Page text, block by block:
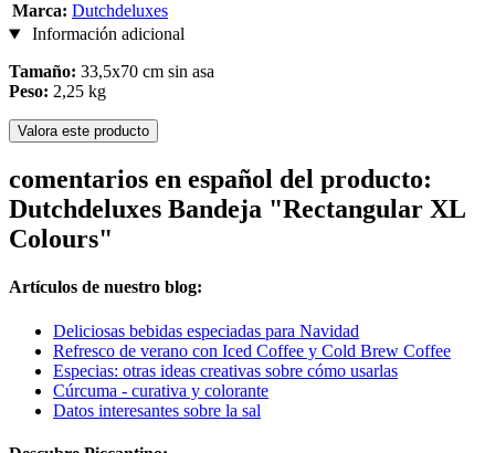
Marca: Dutchdeluxes
Información adicional
Tamaño: 33,5x70 cm sin asa
Peso: 2,25 kg
Valora este producto
comentarios en español del producto:
Dutchdeluxes Bandeja "Rectangular XL
Colours"
Artículos de nuestro blog:
Deliciosas bebidas especiadas para Navidad
Refresco de verano con Iced Coffee y Cold Brew Coffee
Especias: otras ideas creativas sobre cómo usarlas
Cúrcuma - curativa y colorante
Datos interesantes sobre la sal